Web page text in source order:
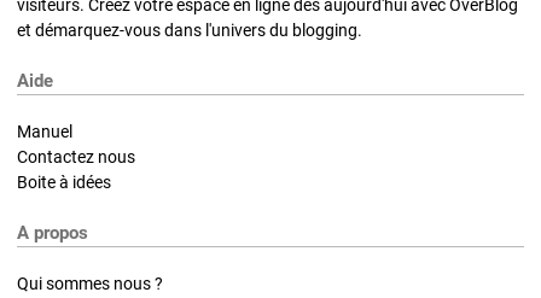
visiteurs. Créez votre espace en ligne dès aujourd'hui avec OverBlog
et démarquez-vous dans l'univers du blogging.
Aide
Manuel
Contactez nous
Boite à idées
A propos
Qui sommes nous ?